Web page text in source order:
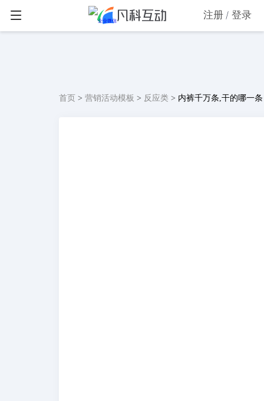
注册 登录
首页 > 营销活动模板 > 反应类 > 内裤千万条,干的哪一条